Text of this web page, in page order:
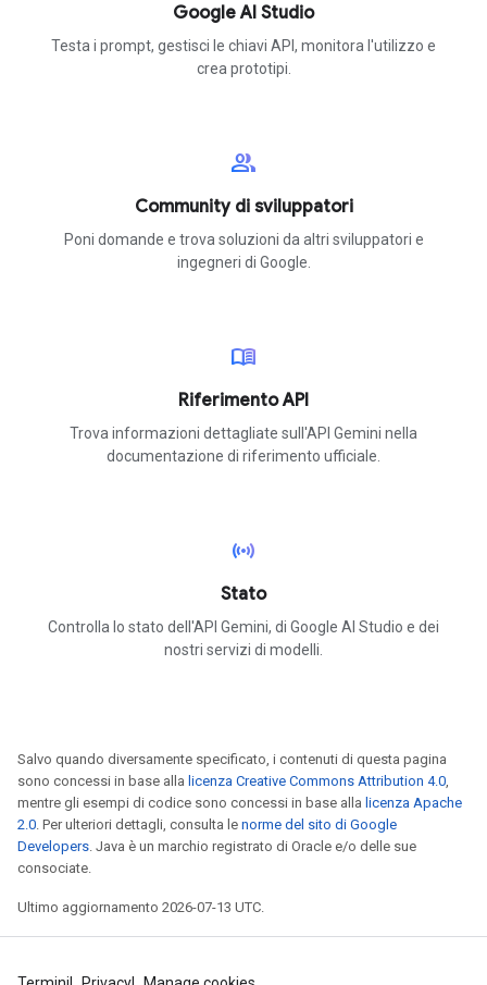
Google AI Studio
Testa i prompt, gestisci le chiavi API, monitora l'utilizzo e
crea prototipi.
group
Community di sviluppatori
Poni domande e trova soluzioni da altri sviluppatori e
ingegneri di Google.
menu_book
Riferimento API
Trova informazioni dettagliate sull'API Gemini nella
documentazione di riferimento ufficiale.
sensors
Stato
Controlla lo stato dell'API Gemini, di Google AI Studio e dei
nostri servizi di modelli.
Salvo quando diversamente specificato, i contenuti di questa pagina
sono concessi in base alla licenza Creative Commons Attribution 4.0
mentre gli esempi di codice sono concessi in base alla licenza Apache
2.0 . Per ulteriori dettagli, consulta le norme del sito di Google
Developers . Java è un marchio registrato di Oracle e/o delle sue
consociate.
Ultimo aggiornamento 2026-07-13 UTC.